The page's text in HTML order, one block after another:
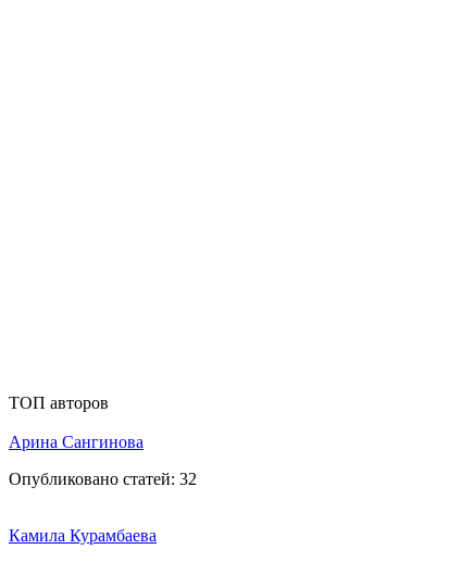
ТОП авторов
Арина Сангинова
Опубликовано статей: 32
Камила Курамбаева